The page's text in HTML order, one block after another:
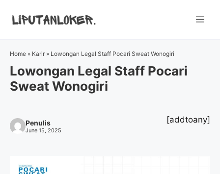
Home » Karir » Lowongan Legal Staff Pocari Sweat Wonogiri
Lowongan Legal Staff Pocari
Sweat Wonogiri
Penulis
June 15, 2025
[addtoany]